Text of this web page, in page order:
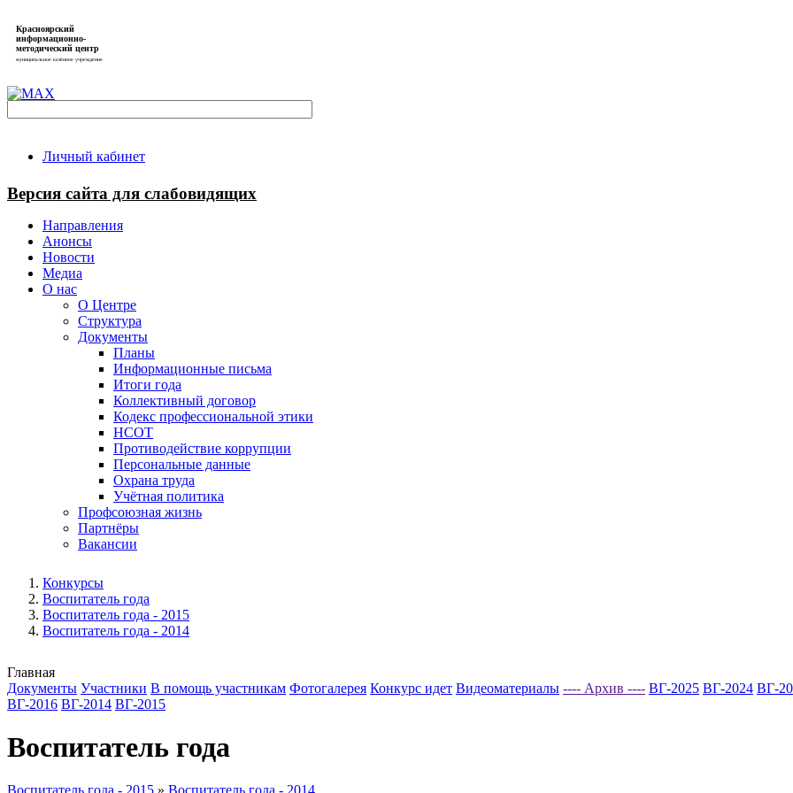
Красноярский
информационно-
методический центр
муниципальное казённое учреждение
Личный кабинет
Версия сайта для слабовидящих
Направления
Анонсы
Новости
Медиа
О нас
О Центре
Структура
Документы
Планы
Информационные письма
Итоги года
Коллективный договор
Кодекс профессиональной этики
НСОТ
Противодействие коррупции
Персональные данные
Охрана труда
Учётная политика
Профсоюзная жизнь
Партнёры
Вакансии
Конкурсы
Воспитатель года
Воспитатель года - 2015
Воспитатель года - 2014
Главная
Документы Участники В помощь участникам Фотогалерея Конкурс идет Видеоматериалы ---- Архив ---- ВГ-2025 ВГ-2024 ВГ-
ВГ-2016 ВГ-2014 ВГ-2015
Воспитатель года